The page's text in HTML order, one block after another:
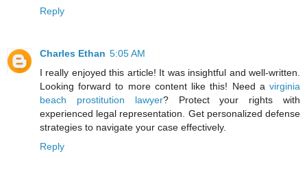
Reply
Charles Ethan 5:05 AM
I really enjoyed this article! It was insightful and well-written.
Looking forward to more content like this! Need a virginia
beach prostitution lawyer? Protect your rights with
experienced legal representation. Get personalized defense
strategies to navigate your case effectively.
Reply